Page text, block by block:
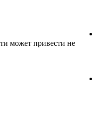
может привести не